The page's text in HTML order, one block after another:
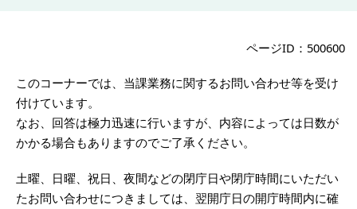
ページID：500600
このコーナーでは、当課業務に関するお問い合わせ等を受け
付けています。
なお、回答は極力迅速に行いますが、内容によっては日数が
かかる場合もありますのでご了承ください。
土曜、日曜、祝日、夜間などの閉庁日や閉庁時間にいただい
たお問い合わせにつきましては、翌開庁日の開庁時間内に確